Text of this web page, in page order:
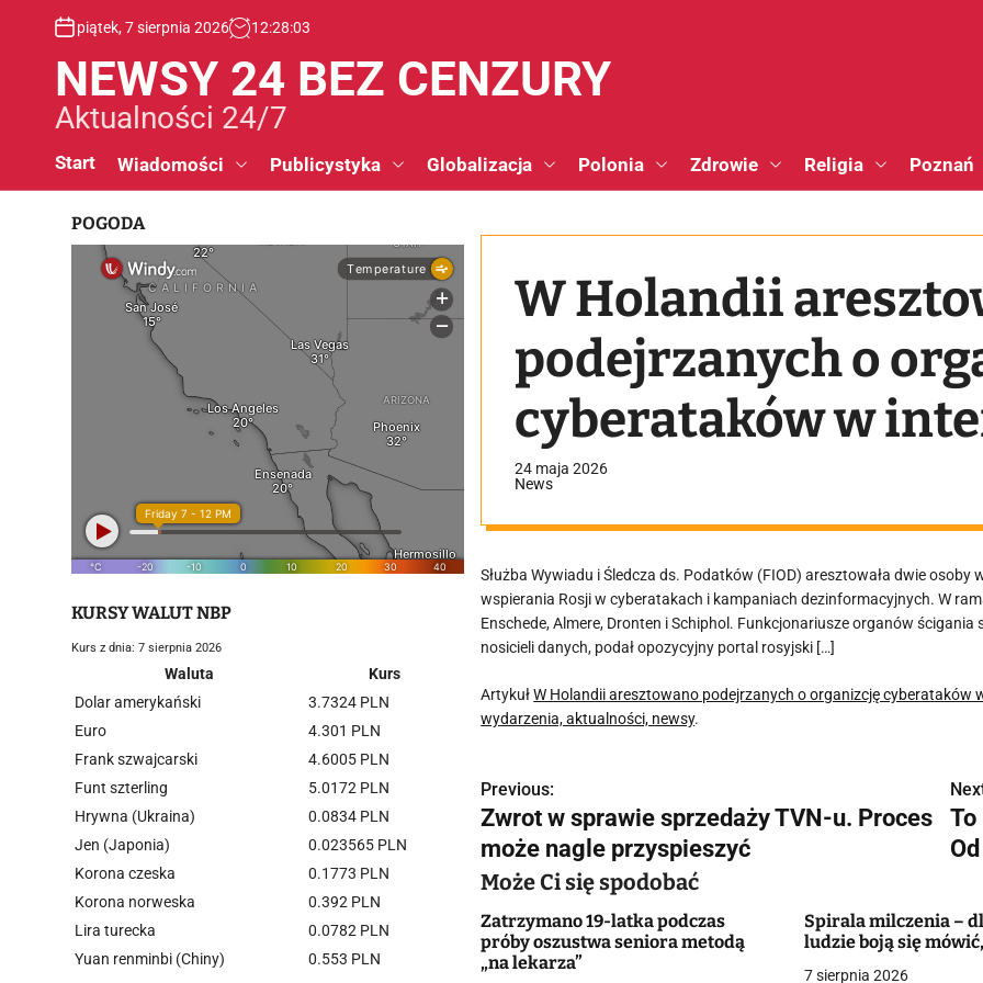
piątek, 7 sierpnia 2026 12:28:03
NEWSY 24 BEZ CENZURY
Aktualności 24/7
Start Wiadomości Publicystyka Globalizacja Polonia Zdrowie Religia Poznań
W Holandii
podejrzanych o
cyberataków w
24 maja 2026
News
Służba Wywiadu i Śledcza ds. Podatków (FIOD) aresztowała dwie
wspierania Rosji w cyberatakach i kampaniach dezinformacyjnych. W
Enschede, Almere, Dronten i Schiphol. Funkcjonariusze organów
nosicieli danych, podał opozycyjny portal rosyjski […]
ArtykułW Holandii aresztowano podejrzanych o organizcję cyberataków
wydarzenia, aktualności, newsy.
N
a
w
i
g
Previous:
Zwrot w sprawie sprzedaży TVN-u. Proces
może nagle przyspieszyć
To
Może Ci się spodobać
Zatrzymano 19-latka podczas
próby oszustwa seniora metodą
„na lekarza”
Spirala milczenia –
ludzie boją się
7 sierpnia 2026
POGODA
KURSY WALUT NBP
Kurs z dnia: 7 sierpnia 2026
Waluta
Kurs
Dolar amerykański
3.7324 PLN
Euro
4.301 PLN
Frank szwajcarski
4.6005 PLN
Funt szterling
5.0172 PLN
Hrywna (Ukraina)
0.0834 PLN
Jen (Japonia)
0.023565 PLN
Korona czeska
0.1773 PLN
Korona norweska
0.392 PLN
Lira turecka
0.0782 PLN
Yuan renminbi (Chiny)
0.553 PLN